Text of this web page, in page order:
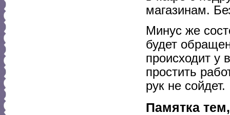
магазинам.
Минус же
будет
происходит у
простить
рук не сойдет.
Памятка